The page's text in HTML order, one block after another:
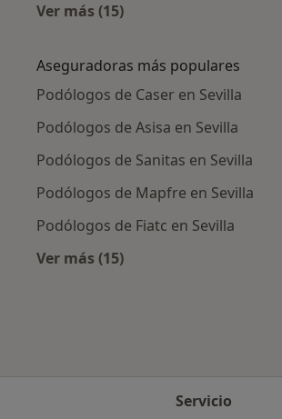
Ver más (15)
Aseguradoras más populares
Podólogos de Caser en Sevilla
Podólogos de Asisa en Sevilla
Podólogos de Sanitas en Sevilla
Podólogos de Mapfre en Sevilla
Podólogos de Fiatc en Sevilla
Ver más (15)
Servicio